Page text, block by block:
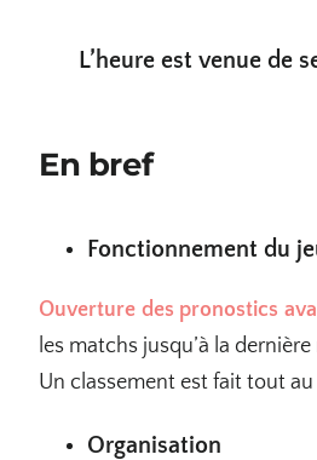
L’heure est venue
En bref
Fonctionnement du
Ouverture des pronostics
les matchs jusqu’à la
Un classement est fait tout
Organisation